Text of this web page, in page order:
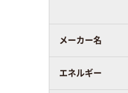
メーカー名
エネルギー